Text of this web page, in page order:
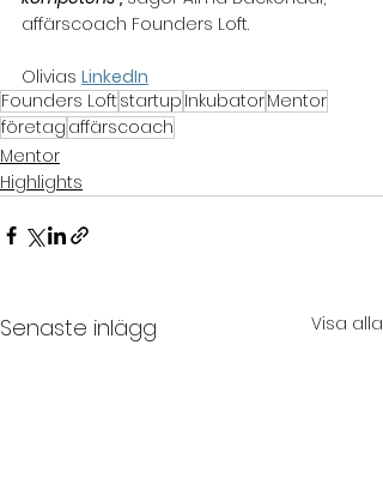
affärscoach Founders Loft.
Olivias LinkedIn
Founders Loft startup InkubatorMentor
företag affärscoach
Mentor
Highlights
Senaste inlägg Visa alla